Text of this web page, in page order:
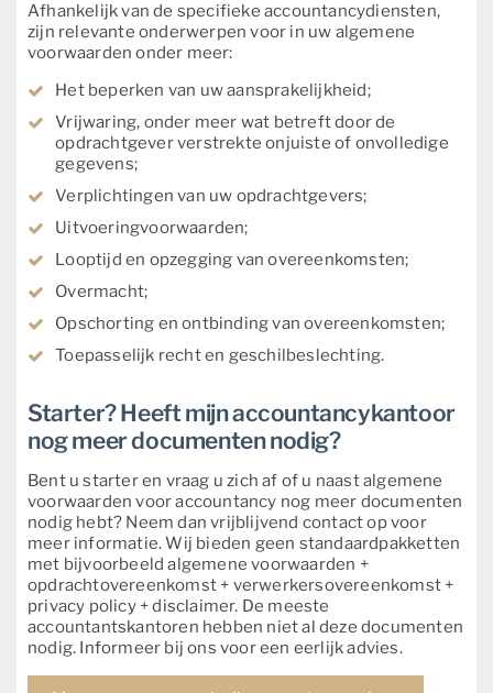
Afhankelijk van de specifieke accountancydiensten,
zijn relevante onderwerpen voor in uw algemene
voorwaarden onder meer:
Het beperken van uw aansprakelijkheid;
Vrijwaring, onder meer wat betreft door de
opdrachtgever verstrekte onjuiste of onvolledige
gegevens;
Verplichtingen van uw opdrachtgevers;
Uitvoeringvoorwaarden;
Looptijd en opzegging van overeenkomsten;
Overmacht;
Opschorting en ontbinding van overeenkomsten;
Toepasselijk recht en geschilbeslechting.
Starter? Heeft mijn accountancykantoor
nog meer documenten nodig?
Bent u starter en vraag u zich af of u naast algemene
voorwaarden voor accountancy nog meer documenten
nodig hebt? Neem dan vrijblijvend contact op voor
meer informatie. Wij bieden geen standaardpakketten
met bijvoorbeeld algemene voorwaarden +
opdrachtovereenkomst + verwerkersovereenkomst +
privacy policy + disclaimer. De meeste
accountantskantoren hebben niet al deze documenten
nodig. Informeer bij ons voor een eerlijk advies.